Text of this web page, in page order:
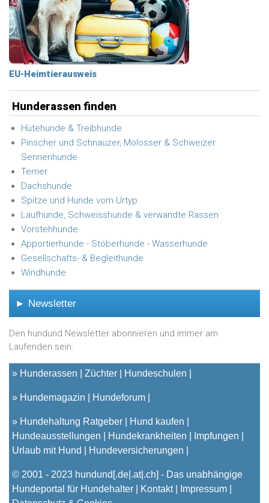
EU-Heimtierausweis
Hunderassen finden
Hütehunde & Treibhunde
Pinscher und Schnauzer, Molosser & Schweizer
Sennenhunde
Terrier
Dachshunde
Spitze und Hunde vom Urtyp
Laufhunde, Schweisshunde & verwandte Rassen
Vorstehhunde
Apportierhunde - Stöberhunde - Wasserhunde
Gesellschafts- & Begleithunde
Windhunde
► Newsletter
Den hundund Newsletter abonnieren und immer am
Laufenden sein.
» Hunderassen Züchter Hundeschulen
» Hundemagazin Hundeforum
» Hundehaltung Ratgeber
Hund kaufen
Hundeausstellungen
Hundekrankheiten
Impfungen
Urlaub mit Hund
Hundeversicherungen
© 2001 - 2023 hundund [.de|.at|.ch] - Das unabhängige
Hundeportal für Hundehalter |
Kontakt| Impressum